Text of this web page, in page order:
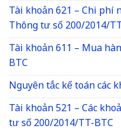
Tài khoản 621 – Chi
Thông tư số 200/2014/
Tài khoản 611 – Mua
BTC
Nguyên tắc kế toán các
Tài khoản 521 – Các
tư số 200/2014/TT-BTC